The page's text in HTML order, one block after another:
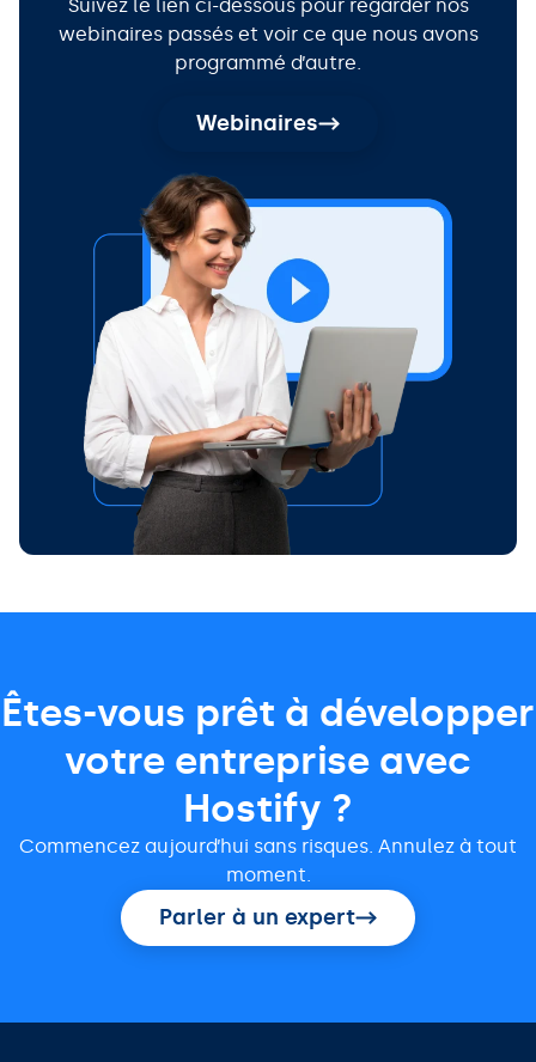
Suivez le lien ci-dessous pour regarder nos
webinaires passés et voir ce que nous avons
programmé d’autre.
Webinaires
Êtes-vous prêt à développer
votre entreprise avec
Hostify ?
Commencez aujourd’hui sans risques. Annulez à tout
moment.
Parler à un expert